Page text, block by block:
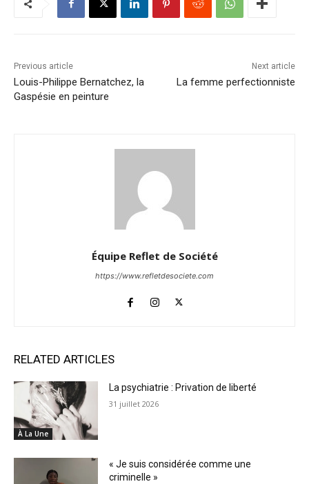
Previous article
Louis-Philippe Bernatchez, la
Gaspésie en peinture
Next article
La femme perfectionniste
Équipe Reflet de Société
https://www.refletdesociete.com
RELATED ARTICLES
À La Une
La psychiatrie : Privation de liberté
31 juillet 2026
« Je suis considérée comme une
criminelle »